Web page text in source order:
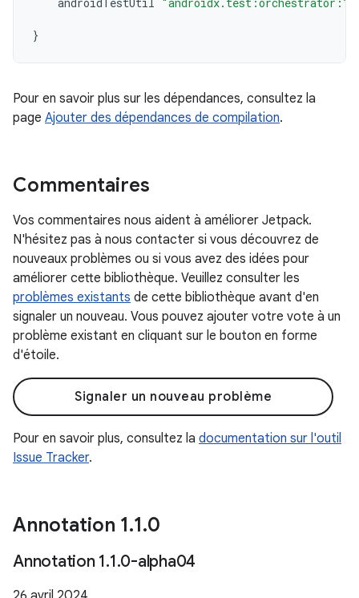
}
Pour en savoir plus sur les dépendances, consultez la
page Ajouter des dépendances de compilation.
Commentaires
Vos commentaires nous aident à améliorer Jetpack.
N'hésitez pas à nous contacter si vous découvrez de
nouveaux problèmes ou si vous avez des idées pour
améliorer cette bibliothèque. Veuillez consulter les
problèmes existants de cette bibliothèque avant d'en
signaler un nouveau. Vous pouvez ajouter votre vote à un
problème existant en cliquant sur le bouton en forme
d'étoile.
Signaler un nouveau problème
Pour en savoir plus, consultez la documentation sur l'outil
Issue Tracker.
Annotation 1.1.0
Annotation 1.1.0-alpha04